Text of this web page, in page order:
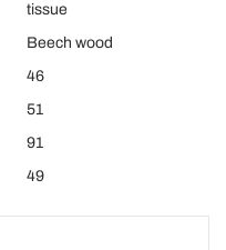
tissue
Beech wood
46
51
91
49